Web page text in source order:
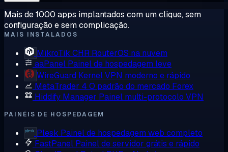
Mais de 1000 apps implantados com um clique, sem
configuração e sem complicação.
MAIS INSTALADOS
MikroTik CHR RouterOS na nuvem
aaPanel Painel de hospedagem leve
WireGuard Kernel VPN moderno e rápido
MetaTrader 4 O padrão do mercado Forex
Hiddify Manager Painel multi-protocolo VPN
PAINÉIS DE HOSPEDAGEM
Plesk Painel de hospedagem web completo
FastPanel Painel de servidor grátis e rápido